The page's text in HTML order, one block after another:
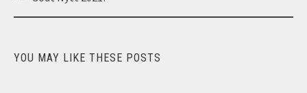
navigation
YOU MAY LIKE THESE POSTS